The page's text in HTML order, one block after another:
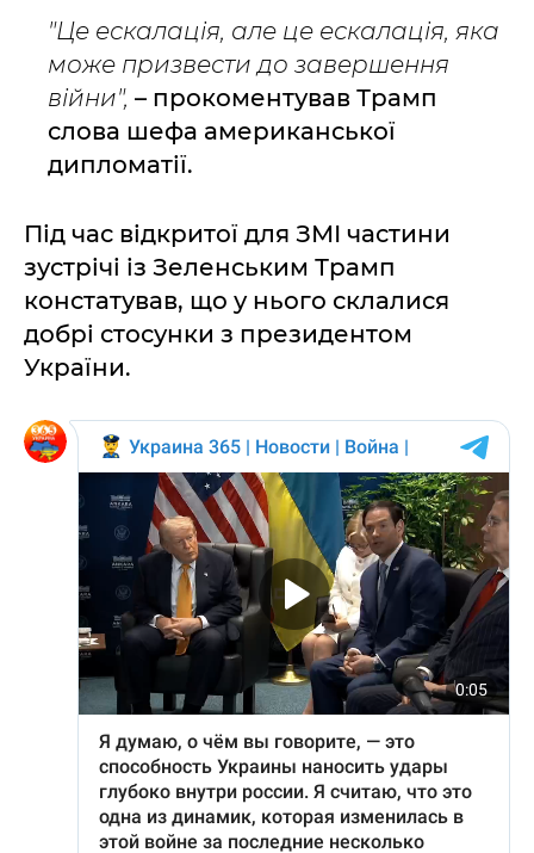
"Це ескалація, але це ескалація, яка
може призвести до завершення
війни", – прокоментував Трамп
слова шефа американської
дипломатії.
Під час відкритої для ЗМІ частини
зустрічі із Зеленським Трамп
констатував, що у нього склалися
добрі стосунки з президентом
України.